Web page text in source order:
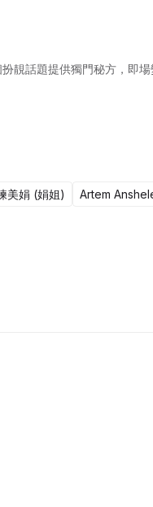
靚話題提供獨門秘方，即
美娟 (娟姐) Artem